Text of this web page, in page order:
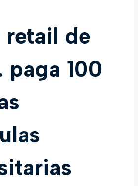
retail de
paga 100